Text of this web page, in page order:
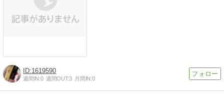
1619590
週間IN:0 週間OUT:3 月間IN:0